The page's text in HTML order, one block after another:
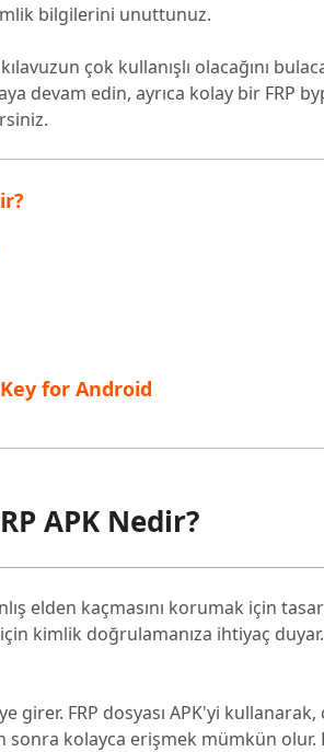
AI içeriğini insan benzeri hale
bilgilerini unuttunuz.
çok kullanışlı olacağını
devam edin, ayrıca kolay bir FRP
for Android
APK Nedir?
elden kaçmasını korumak için
kimlik doğrulamanıza ihtiyaç
girer. FRP dosyası APK'yi kullanarak,
sonra kolayca erişmek mümkün olur.